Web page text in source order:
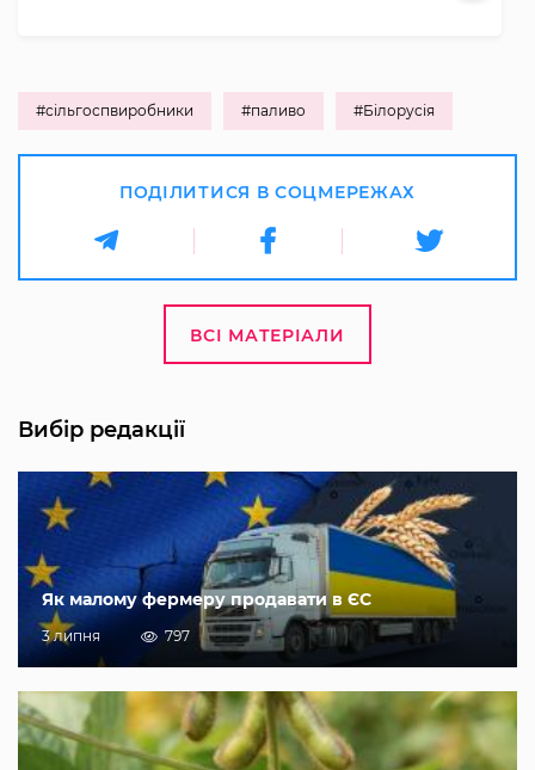
#сільгоспвиробники #паливо #Білорусія
ПОДІЛИТИСЯ В СОЦМЕРЕЖАХ
ВСІ МАТЕРІАЛИ
Вибір редакції
Як малому фермеру продавати в ЄС
3 липня 797